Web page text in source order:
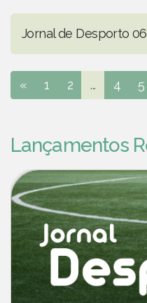
Jornal de Desporto
« 1 2 ... 4 5
Lançamentos